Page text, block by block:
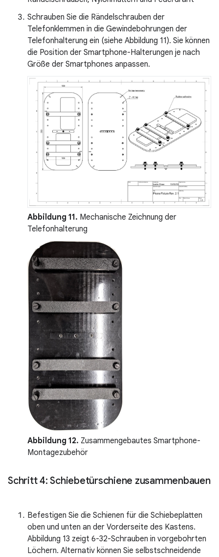
Schrauben Sie die Rändelschrauben der
Telefonklemmen in die Gewindebohrungen der
Telefonhalterung ein (siehe Abbildung 11). Sie können
die Position der Smartphone-Halterungen je nach
Größe der Smartphones anpassen.
Abbildung 11. Mechanische Zeichnung der
Telefonhalterung
Abbildung 12. Zusammengebautes Smartphone-
Montagezubehör
Schritt 4: Schiebetürschiene zusammenbauen
Befestigen Sie die Schienen für die Schiebeplatten
oben und unten an der Vorderseite des Kastens.
Abbildung 13 zeigt 6-32-Schrauben in vorgebohrten
Löchern. Alternativ können Sie selbstschneidende